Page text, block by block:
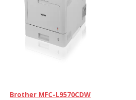
Brother MFC-L9570CDW